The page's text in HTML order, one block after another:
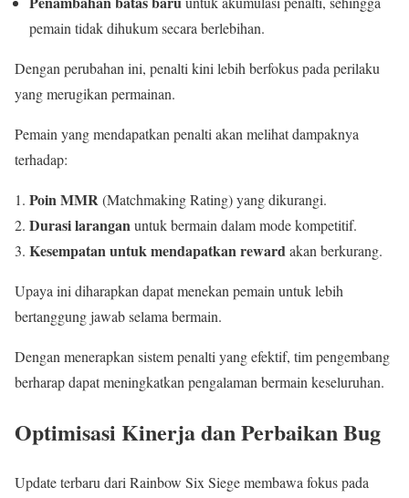
pemain tidak dihukum secara berlebihan.
Dengan perubahan ini, penalti kini lebih berfokus pada perilaku
yang merugikan permainan.
Pemain yang mendapatkan penalti akan melihat dampaknya
terhadap:
Poin MMR(Matchmaking Rating) yang dikurangi.
Durasi laranganuntuk bermain dalam mode kompetitif.
Kesempatan untuk mendapatkan rewardakan berkurang.
Upaya ini diharapkan dapat menekan pemain untuk lebih
bertanggung jawab selama bermain.
Dengan menerapkan sistem penalti yang efektif, tim pengembang
berharap dapat meningkatkan pengalaman bermain keseluruhan.
Optimisasi Kinerja dan Perbaikan Bug
Update terbaru dari Rainbow Six Siege membawa fokus pada